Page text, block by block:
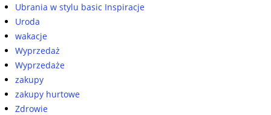
Ubrania w stylu basic Inspiracje
Uroda
wakacje
Wyprzedaż
Wyprzedaże
zakupy
zakupy hurtowe
Zdrowie